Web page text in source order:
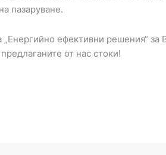
пазаруване.
ефективни решения“ за
от нас стоки!